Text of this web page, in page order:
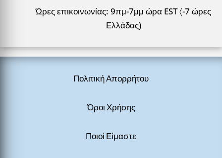
Ώρες επικοινωνίας: 9πμ-7μμ ώρα EST 〈-7 ώρες
Ελλάδας)
Πολιτική Απορρήτου
Όροι Χρήσης
Ποιοί Είμαστε